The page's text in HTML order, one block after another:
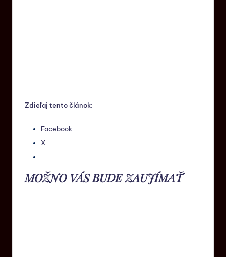
Zdieľaj tento článok:
Facebook
X
MOŽNO VÁS BUDE ZAUJÍMAŤ